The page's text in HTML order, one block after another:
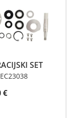
SET
€